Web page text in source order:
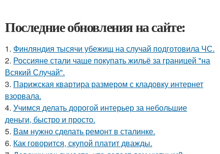
Последние обновления на сайте:
1. Финляндия тысячи убежищ на случай подготовила ЧС.
2. Россияне стали чаще покупать жильё за границей "на
Всякий Случай".
3. Парижская квартира размером с кладовку интернет
взорвала.
4. Учимся делать дорогой интерьер за небольшие
деньги, быстро и просто.
5. Вам нужно сделать ремонт в сталинке.
6. Как говорится, скупой платит дважды.